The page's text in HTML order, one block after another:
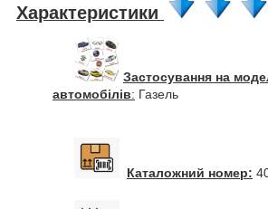
Характеристики
Застосування на
автомобілів: Газель
Каталожний номер: